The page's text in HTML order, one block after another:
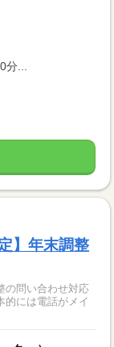
...
】年末調整
の問い合わせ対応